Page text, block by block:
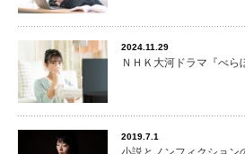
2024.11.29
ＮＨＫ大河ドラマ『べら
2019.7.1